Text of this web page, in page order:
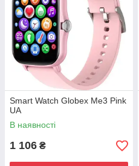
Smart Watch Globex Me3 Pink
UA
В наявності
1 106 ₴